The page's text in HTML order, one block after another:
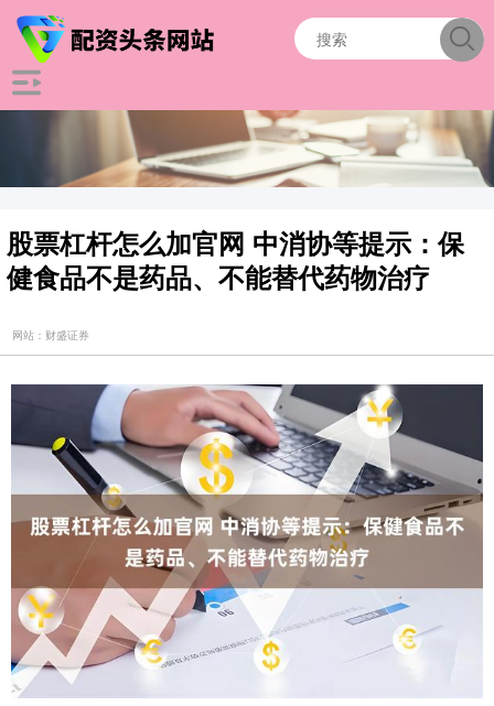
股票杠杆怎么加官网 中消协等提示：保
健食品不是药品、不能替代药物治疗
网站：财盛证券